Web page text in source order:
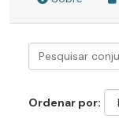
Ordenar por